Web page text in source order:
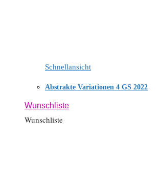
Schnellansicht
Abstrakte Variationen 4 GS 2022
Wunschliste
Wunschliste